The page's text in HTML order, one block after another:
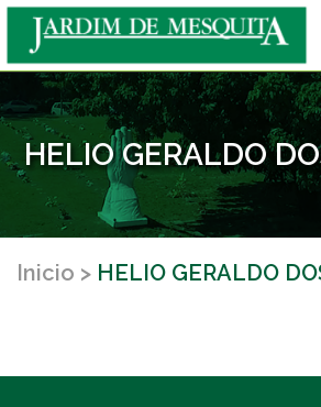
HELIO GERALDO
Inicio HELIO GERALDO